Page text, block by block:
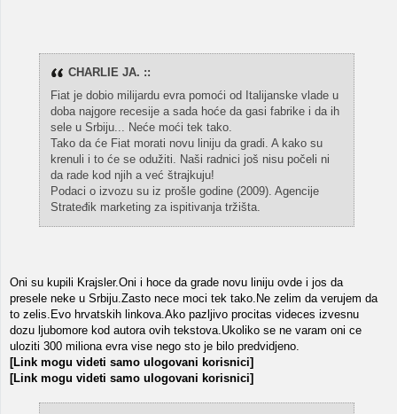
CHARLIE JA. ::
Fiat je dobio milijardu evra pomoći od Italijanske vlade u
doba najgore recesije a sada hoće da gasi fabrike i da ih
sele u Srbiju... Neće moći tek tako.
Tako da će Fiat morati novu liniju da gradi. A kako su
krenuli i to će se odužiti. Naši radnici još nisu počeli ni
da rade kod njih a već štrajkuju!
Podaci o izvozu su iz prošle godine (2009). Agencije
Strateđik marketing za ispitivanja tržišta.
Oni su kupili Krajsler.Oni i hoce da grade novu liniju ovde i jos da
presele neke u Srbiju.Zasto nece moci tek tako.Ne zelim da verujem da
to zelis.Evo hrvatskih linkova.Ako pazljivo procitas videces izvesnu
dozu ljubomore kod autora ovih tekstova.Ukoliko se ne varam oni ce
uloziti 300 miliona evra vise nego sto je bilo predvidjeno.
[Link mogu videti samo ulogovani korisnici]
[Link mogu videti samo ulogovani korisnici]